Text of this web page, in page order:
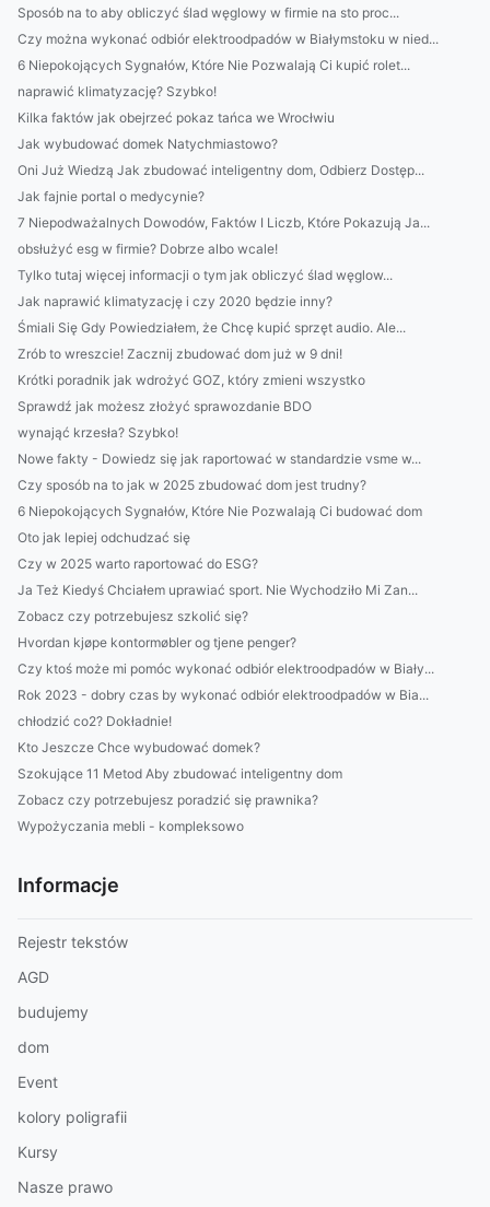
Sposób na to aby obliczyć ślad węglowy w firmie na sto proc...
Czy można wykonać odbiór elektroodpadów w Białymstoku w nied...
6 Niepokojących Sygnałów, Które Nie Pozwalają Ci kupić rolet...
naprawić klimatyzację? Szybko!
Kilka faktów jak obejrzeć pokaz tańca we Wrocłwiu
Jak wybudować domek Natychmiastowo?
Oni Już Wiedzą Jak zbudować inteligentny dom, Odbierz Dostęp...
Jak fajnie portal o medycynie?
7 Niepodważalnych Dowodów, Faktów I Liczb, Które Pokazują Ja...
obsłużyć esg w firmie? Dobrze albo wcale!
Tylko tutaj więcej informacji o tym jak obliczyć ślad węglow...
Jak naprawić klimatyzację i czy 2020 będzie inny?
Śmiali Się Gdy Powiedziałem, że Chcę kupić sprzęt audio. Ale...
Zrób to wreszcie! Zacznij zbudować dom już w 9 dni!
Krótki poradnik jak wdrożyć GOZ, który zmieni wszystko
Sprawdź jak możesz złożyć sprawozdanie BDO
wynająć krzesła? Szybko!
Nowe fakty - Dowiedz się jak raportować w standardzie vsme w...
Czy sposób na to jak w 2025 zbudować dom jest trudny?
6 Niepokojących Sygnałów, Które Nie Pozwalają Ci budować dom
Oto jak lepiej odchudzać się
Czy w 2025 warto raportować do ESG?
Ja Też Kiedyś Chciałem uprawiać sport. Nie Wychodziło Mi Zan...
Zobacz czy potrzebujesz szkolić się?
Hvordan kjøpe kontormøbler og tjene penger?
Czy ktoś może mi pomóc wykonać odbiór elektroodpadów w Biały...
Rok 2023 - dobry czas by wykonać odbiór elektroodpadów w Bia...
chłodzić co2? Dokładnie!
Kto Jeszcze Chce wybudować domek?
Szokujące 11 Metod Aby zbudować inteligentny dom
Zobacz czy potrzebujesz poradzić się prawnika?
Wypożyczania mebli - kompleksowo
Informacje
Rejestr tekstów
AGD
budujemy
dom
Event
kolory poligrafii
Kursy
Nasze prawo